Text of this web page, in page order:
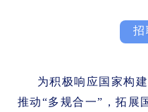
招
为积极响应国家构
推动“多规合一”，拓展